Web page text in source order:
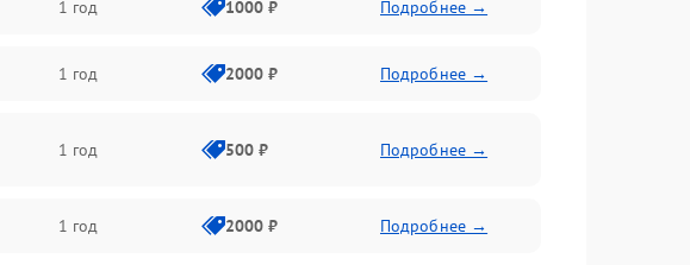
1 год 1000 ₽ Подробнее →
1 год 2000 ₽ Подробнее →
1 год 500 ₽ Подробнее →
1 год 2000 ₽ Подробнее →